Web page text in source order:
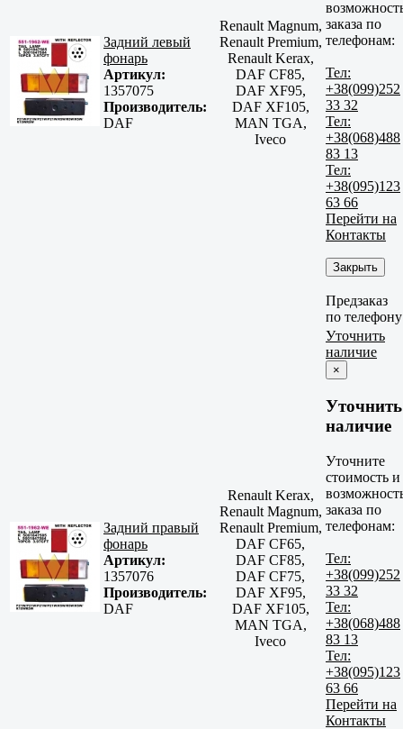
Задний левый
фонарь
Артикул:
1357075
Производитель:
DAF
Renault Magnum,
Renault Premium,
Renault Kerax,
DAF CF85,
DAF XF95,
DAF XF105,
MAN TGA,
Iveco
заказа по
телефонам:
Тел:
+38(099)252
33 32
Тел:
+38(068)488
83 13
Тел:
+38(095)123
63 66
Перейти на
Контакты
Закрыть
Предзаказ
по телефону
Задний правый
фонарь
Артикул:
1357076
Производитель:
DAF
Renault Kerax,
Renault Magnum,
Renault Premium,
DAF CF65,
DAF CF85,
DAF CF75,
DAF XF95,
DAF XF105,
MAN TGA,
Iveco
Уточнить
наличие
×
Уточнить
наличие
Уточните
стоимость и
заказа по
телефонам:
Тел:
+38(099)252
33 32
Тел:
+38(068)488
83 13
Тел:
+38(095)123
63 66
Перейти на
Контакты